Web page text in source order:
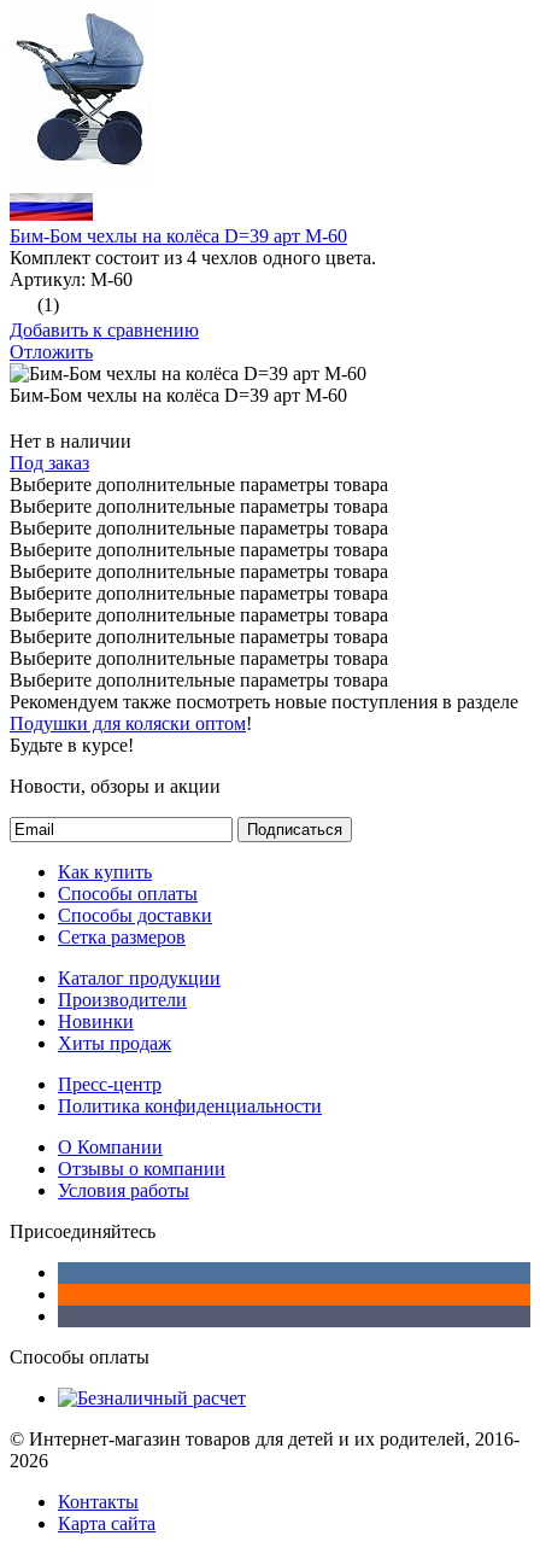
Бим-Бом чехлы на колёса D=39 арт М-60
Комплект состоит из 4 чехлов одного цвета.
Артикул: М-60
(1)
Добавить к сравнению
Отложить
Бим-Бом чехлы на колёса D=39 арт М-60
Нет в наличии
Под заказ
Выберите дополнительные параметры товара
Выберите дополнительные параметры товара
Выберите дополнительные параметры товара
Выберите дополнительные параметры товара
Выберите дополнительные параметры товара
Выберите дополнительные параметры товара
Выберите дополнительные параметры товара
Выберите дополнительные параметры товара
Выберите дополнительные параметры товара
Выберите дополнительные параметры товара
Рекомендуем также посмотреть новые поступления в разделе
Подушки для коляски оптом!
Будьте в курсе!
Новости, обзоры и акции
Подписаться
Как купить
Способы оплаты
Способы доставки
Сетка размеров
Каталог продукции
Производители
Новинки
Хиты продаж
Пресс-центр
Политика конфиденциальности
О Компании
Отзывы о компании
Условия работы
Присоединяйтесь
Способы оплаты
© Интернет-магазин товаров для детей и их родителей, 2016-
2026
Контакты
Карта сайта